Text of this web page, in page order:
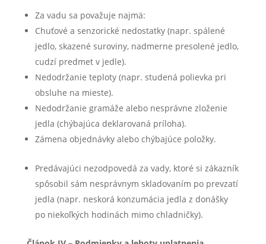
Za vadu sa považuje najmä:
Chuťové a senzorické nedostatky (napr. spálené
jedlo, skazené suroviny, nadmerne presolené jedlo,
cudzí predmet v jedle).
Nedodržanie teploty (napr. studená polievka pri
obsluhe na mieste).
Nedodržanie gramáže alebo nesprávne zloženie
jedla (chýbajúca deklarovaná príloha).
Zámena objednávky alebo chýbajúce položky.
Predávajúci nezodpovedá za vady, ktoré si zákazník
spôsobil sám nesprávnym skladovaním po prevzatí
jedla (napr. neskorá konzumácia jedla z donášky
po niekoľkých hodinách mimo chladničky).